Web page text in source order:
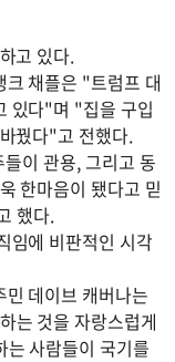
고 있다.
채플은 "트럼프 대
있다"며 "집을 구입
꿨다"고 전했다.
이 관용, 그리고 동
한마음이 됐다고 믿
했다.
임에 비판적인 시각
데이브 캐버나는
는 것을 자랑스럽게
사람들이 국기를